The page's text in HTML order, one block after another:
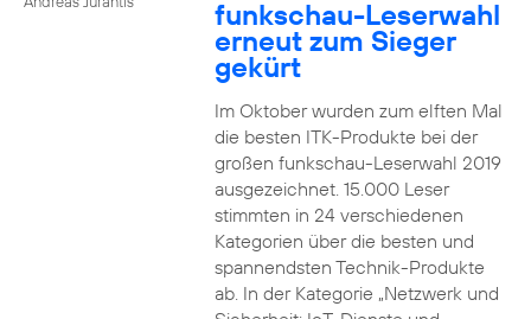
funkschau-Leserwahl
erneut zum Sieger
gekürt
Im Oktober wurden zum elften Mal
die besten ITK-Produkte bei der
großen funkschau-Leserwahl 2019
ausgezeichnet. 15.000 Leser
stimmten in 24 verschiedenen
Kategorien über die besten und
spannendsten Technik-Produkte
ab. In der Kategorie „Netzwerk und